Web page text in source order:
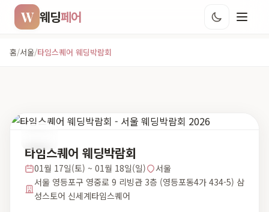
W 웨딩페어
홈/서울/타임스퀘어 웨딩박람회
타임스퀘어 웨딩박람회
01월 17일(토) ~ 01월 18일(일)
서울
서울 영등포구 영중로 9 리빙관 3층 (영등포동4가 434-5) 삼
성스토어 신세계타임스퀘어